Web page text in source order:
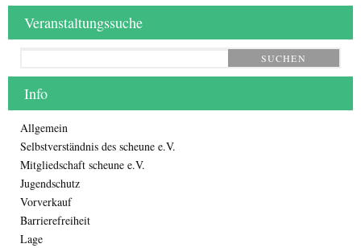
Veranstaltungssuche
SUCHEN
Info
Allgemein
Selbstverständnis des scheune e.V.
Mitgliedschaft scheune e.V.
Jugendschutz
Vorverkauf
Barrierefreiheit
Lage